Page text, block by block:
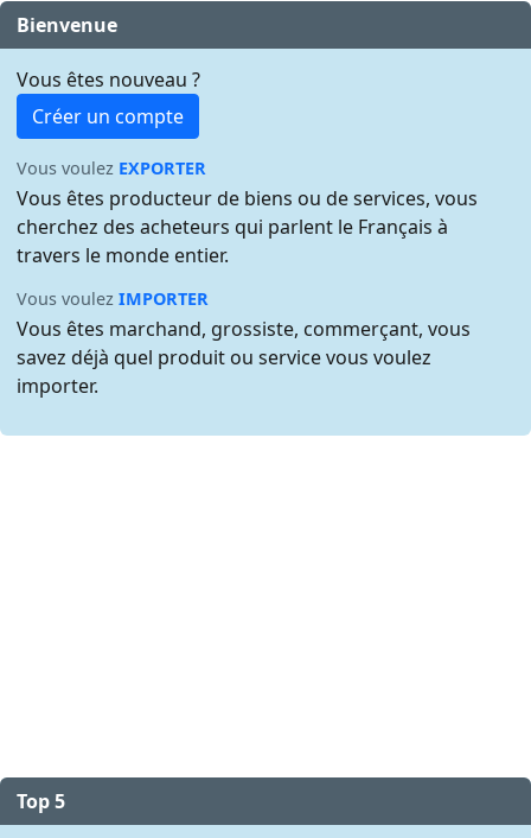
Bienvenue
Vous êtes nouveau ?
Créer un compte
Vous voulez EXPORTER
Vous êtes producteur de biens ou de services, vous
cherchez des acheteurs qui parlent le Français à
travers le monde entier.
Vous voulezIMPORTER
Vous êtes marchand, grossiste, commerçant, vous
savez déjà quel produit ou service vous voulez
importer.
Top 5